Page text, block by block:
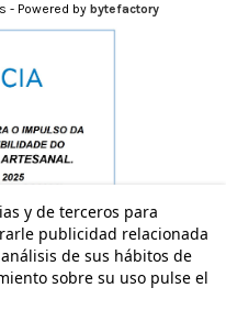
y de terceros para
publicidad relacionada
de sus hábitos de
sobre su uso pulse el
- Powered by bytefactory